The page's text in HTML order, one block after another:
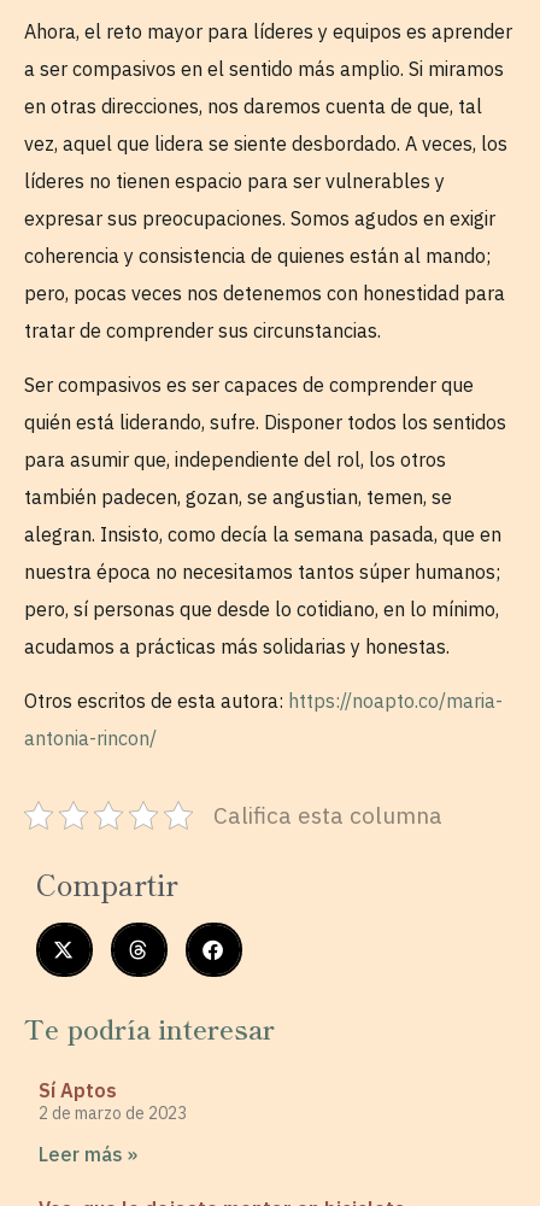
Ahora, el reto mayor para líderes y equipos es aprender
a ser compasivos en el sentido más amplio. Si miramos
en otras direcciones, nos daremos cuenta de que, tal
vez, aquel que lidera se siente desbordado. A veces, los
líderes no tienen espacio para ser vulnerables y
expresar sus preocupaciones. Somos agudos en exigir
coherencia y consistencia de quienes están al mando;
pero, pocas veces nos detenemos con honestidad para
tratar de comprender sus circunstancias.
Ser compasivos es ser capaces de comprender que
quién está liderando, sufre. Disponer todos los sentidos
para asumir que, independiente del rol, los otros
también padecen, gozan, se angustian, temen, se
alegran. Insisto, como decía la semana pasada, que en
nuestra época no necesitamos tantos súper humanos;
pero, sí personas que desde lo cotidiano, en lo mínimo,
acudamos a prácticas más solidarias y honestas.
Otros escritos de esta autora: https://noapto.co/maria-
antonia-rincon/
Califica esta columna
Compartir
Te podría interesar
Sí Aptos
2 de marzo de 2023
Leer más »